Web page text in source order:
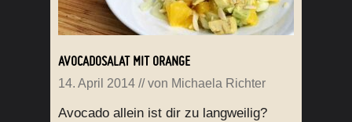
AVOCADOSALAT MIT ORANGE
14. April 2014 // von Michaela Richter
Avocado allein ist dir zu langweilig?